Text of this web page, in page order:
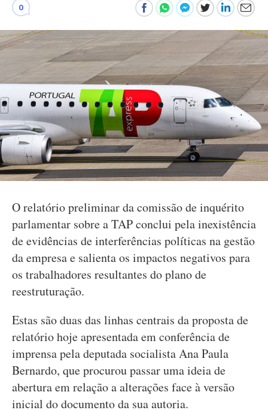
0
O relatório preliminar da comissão de inquérito
parlamentar sobre a TAP conclui pela inexistência
de evidências de interferências políticas na gestão
da empresa e salienta os impactos negativos para
os trabalhadores resultantes do plano de
reestruturação.
Estas são duas das linhas centrais da proposta de
relatório hoje apresentada em conferência de
imprensa pela deputada socialista Ana Paula
Bernardo, que procurou passar uma ideia de
abertura em relação a alterações face à versão
inicial do documento da sua autoria.